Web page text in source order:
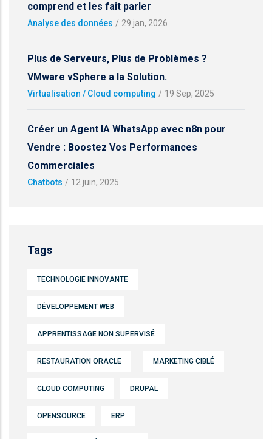
comprend et les fait parler
Analyse des données / 29 jan, 2026
Plus de Serveurs, Plus de Problèmes ?
VMware vSphere a la Solution.
Virtualisation / Cloud computing / 19 Sep, 2025
Créer un Agent IA WhatsApp avec n8n pour
Vendre : Boostez Vos Performances
Commerciales
Chatbots / 12 juin, 2025
Tags
TECHNOLOGIE INNOVANTE
DÉVELOPPEMENT WEB
APPRENTISSAGE NON SUPERVISÉ
RESTAURATION ORACLE MARKETING CIBLÉ
CLOUD COMPUTING DRUPAL
OPENSOURCE ERP